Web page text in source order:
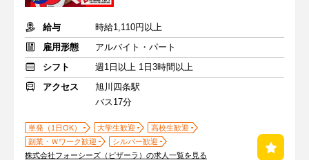
給与
時給1,110円以上
雇用形態
アルバイト・パート
シフト
週1日以上 1日3時間以上
アクセス
旭川四条駅
バス17分
単発（1日OK） 大学生歓迎
高校生歓迎
副業・Ｗワーク歓迎
シルバー歓迎
株式会社フォーシーズ（ピザーラ）の求人一覧を見る